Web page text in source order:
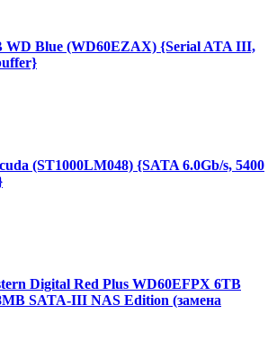
WD Blue (WD60EZAX) {Serial ATA III,
(ST1000LM048) {SATA 6.0Gb/s, 5400
Digital Red Plus WD60EFPX 6TB
SATA-III NAS Edition (замена